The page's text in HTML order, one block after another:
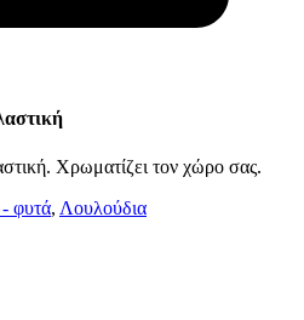
Χρωματίζει τον χώρο σας.
φυτά, Λουλούδια